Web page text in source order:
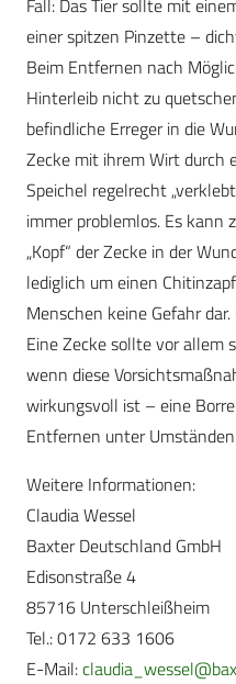
Fall: Das Tier sollte mit
einer spitzen Pinzette –
Beim Entfernen nach
Hinterleib nicht zu
befindliche Erreger in die
Zecke mit ihrem Wirt durch
Speichel regelrecht
immer problemlos. Es kann
„Kopf“ der Zecke in der
lediglich um einen
Menschen keine Gefahr
Eine Zecke sollte vor allem
wenn diese
wirkungsvoll ist – eine
Entfernen unter
Weitere Informationen:
Claudia Wessel
Baxter Deutschland GmbH
Edisonstraße 4
85716 Unterschleißheim
Tel.: 0172 633 1606
E-Mail: